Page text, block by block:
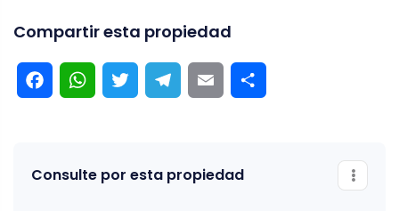
Compartir esta propiedad
FacebookWhatsAppTwitter TelegramEmail
Consulte por esta propiedad